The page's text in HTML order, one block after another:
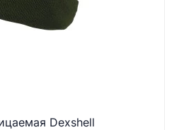
Dexshell